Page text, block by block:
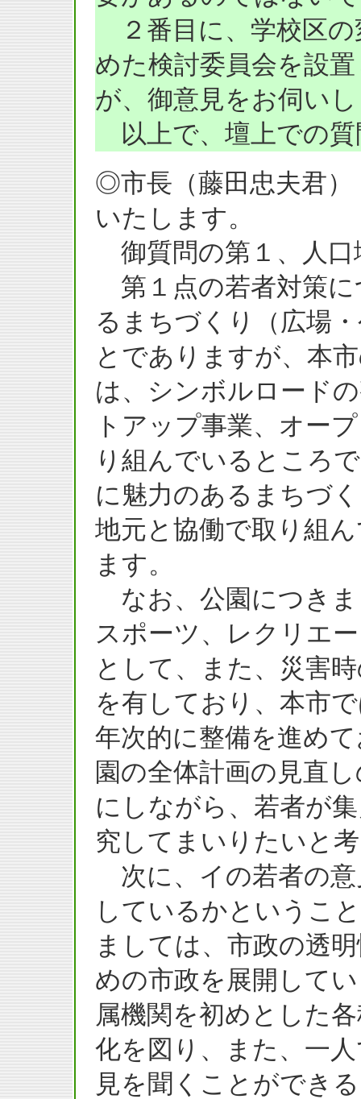
２番目に、学校区の
めた検討委員会を設
が、御意見をお伺い
以上で、壇上での質
◎市長（藤田忠夫君
いたします。
御質問の第１、人口
第１点の若者対策に
るまちづくり（広場
とでありますが、本
は、シンボルロード
トアップ事業、オー
り組んでいるところ
に魅力のあるまちづ
地元と協働で取り組
ます。
なお、公園につきま
スポーツ、レクリエ
として、また、災害
を有しており、本市
年次的に整備を進め
園の全体計画の見直
にしながら、若者が
究してまいりたいと
次に、イの若者の意
しているかというこ
ましては、市政の透
めの市政を展開して
属機関を初めとした
化を図り、また、一
見を聞くことができ